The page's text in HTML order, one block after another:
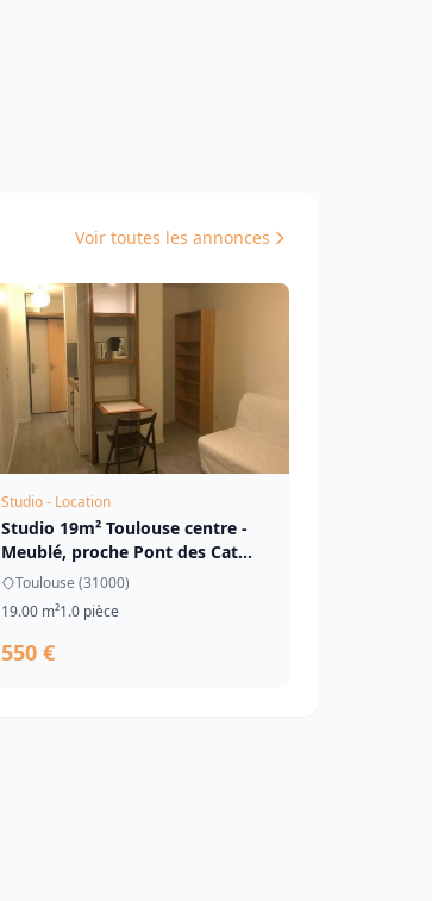
Voir toutes les annonces
Studio - Location
Studio 19m² Toulouse centre -
Meublé, proche Pont des Cat...
Toulouse (31000)
19.00 m²1.0 pièce
550 €